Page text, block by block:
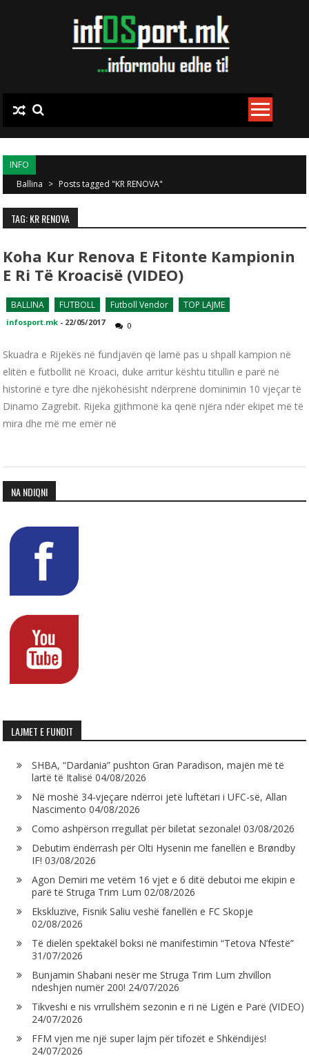
INFO
Ballina > Posts tagged "KR RENOVA"
TAG: KR RENOVA
Koha Kur Renova E Fitonte Kampionin
E Ri Të Kroacisë (VIDEO)
BALLINA FUTBOLL Futboll Vendor TOP LAJME
infosport.mk - 22/05/2017 0
Skuadra e Rijekës në fundjavën që lamë pas u shpall kampion në
elitën e futbollit në Kroaci, duke arritur kështu titullin e parë në
historinë e tyre dhe njëkohësisht ndërprenë dominimin 10 vjeçar të
Dinamo Zagrebit. Rijeka gjithmonë ka qenë njëra ndër ekipet më të
mira dhe më me emër në
NA NDIQNI
LAJMET E FUNDIT
SHBA, “Dardania” pushton Gran Paradison, majën më të
lartë të Italisë 04/08/2026
Në moshë 34-vjeçare ndërroi jetë luftëtari i UFC-së, Allan
Nascimento 04/08/2026
Como ashpërson rregullat për biletat sezonale! 03/08/2026
Debutim ëndërrash për Olti Hysenin me fanellën e Brøndby
IF! 03/08/2026
Agon Demiri me vetëm 16 vjet e 6 ditë debutoi me ekipin e
parë të Struga Trim Lum 02/08/2026
Ekskluzive, Fisnik Saliu veshë fanellën e FC Skopje
02/08/2026
Të dielën spektakël boksi në manifestimin “Tetova N’festë”
31/07/2026
Bunjamin Shabani nesër me Struga Trim Lum zhvillon
ndeshjen numër 200! 24/07/2026
Tikveshi e nis vrrullshëm sezonin e ri në Ligën e Parë (VIDEO)
24/07/2026
FFM vjen me një super lajm për tifozët e Shkëndijës!
24/07/2026